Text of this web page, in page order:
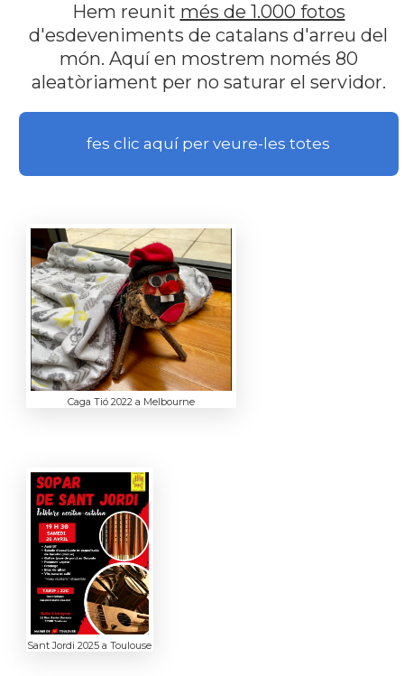
Hem reunit més de 1.000 fotos
d'esdeveniments de catalans d'arreu del
món. Aquí en mostrem només 80
aleatòriament per no saturar el servidor.
fes clic aquí per veure-les totes
Caga Tió 2022 a Melbourne
Sant Jordi 2025 a Toulouse